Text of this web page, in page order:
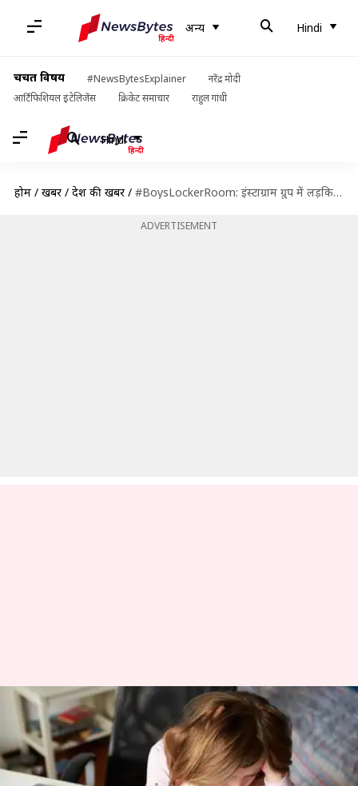
अन्य Hindi
चर्चित विषय #NewsBytesExplainer
नरेंद्र मोदी
आर्टिफिशियल इंटेलिजेंस
क्रिकेट समाचार राहुल गांधी
Hindi
होम / खबरें / देश की खबरें / #BoysLockerRoom: इंस्टाग्राम ग्रुप में लड़कियों के रेप की बात करने वाला नाबालिग छात्र हिरासत में
ADVERTISEMENT
#BoysLockerRoom: इंस्टाग्राम ग्रुप में
लड़कियों के रेप की बात करने वाला
नाबालिग छात्र हिरासत में